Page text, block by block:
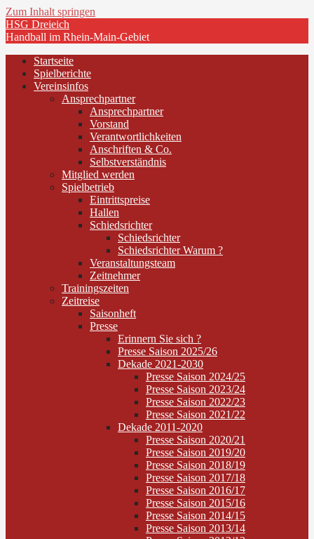
Zum Inhalt springen
HSG Dreieich
Handball im Rhein-Main-Gebiet
Startseite
Spielberichte
Vereinsinfos
Ansprechpartner
Ansprechpartner
Vorstand
Verantwortlichkeiten
Anschriften & Co.
Selbstverständnis
Mitglied werden
Spielbetrieb
Eintrittspreise
Hallen
Schiedsrichter
Schiedsrichter
Schiedsrichter Warum ?
Veranstaltungsteam
Zeitnehmer
Trainingszeiten
Zeitreise
Saisonheft
Presse
Erinnern Sie sich ?
Presse Saison 2025/26
Dekade 2021-2030
Presse Saison 2024/25
Presse Saison 2023/24
Presse Saison 2022/23
Presse Saison 2021/22
Dekade 2011-2020
Presse Saison 2020/21
Presse Saison 2019/20
Presse Saison 2018/19
Presse Saison 2017/18
Presse Saison 2016/17
Presse Saison 2015/16
Presse Saison 2014/15
Presse Saison 2013/14